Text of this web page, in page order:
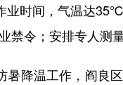
时间，气温达
令；安排专人测
降温工作，阎良